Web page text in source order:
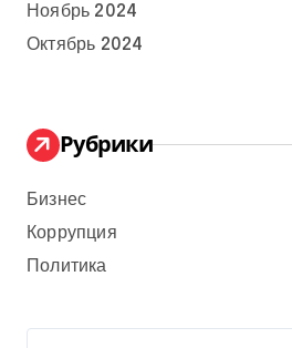
Ноябрь 2024
Октябрь 2024
Рубрики
Бизнес
Коррупция
Политика